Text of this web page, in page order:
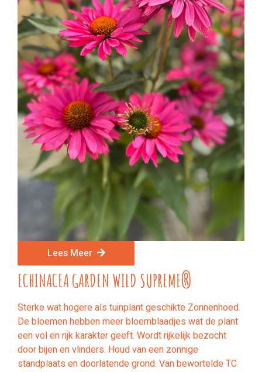
Lees Meer
ECHINACEA GARDEN WILD SUPREME®
Sterke wat hogere als tuinplant geschikte Zonnenhoed.
De bloemen hebben meer bloemblaadjes wat de plant
een vol en rijk karakter geeft. Wordt rijkelijk bezocht
door bijen en vlinders. Houd van een zonnige
standplaats en doorlatende grond. Van bewortelde TC